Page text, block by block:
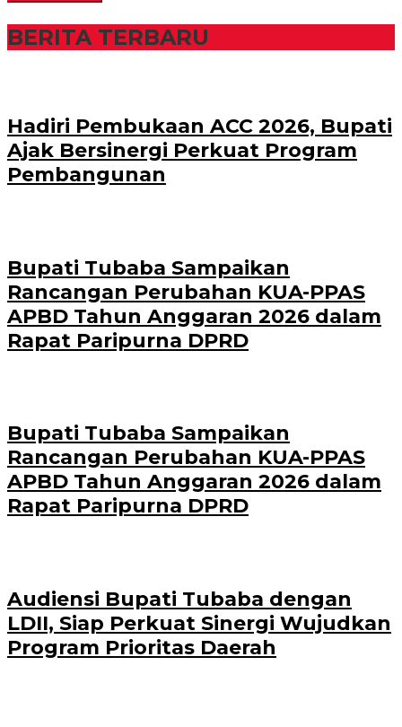
BERITA TERBARU
Hadiri Pembukaan ACC 2026, Bupati
Ajak Bersinergi Perkuat Program
Pembangunan
Bupati Tubaba Sampaikan
Rancangan Perubahan KUA-PPAS
APBD Tahun Anggaran 2026 dalam
Rapat Paripurna DPRD
Bupati Tubaba Sampaikan
Rancangan Perubahan KUA-PPAS
APBD Tahun Anggaran 2026 dalam
Rapat Paripurna DPRD
Audiensi Bupati Tubaba dengan
LDII, Siap Perkuat Sinergi Wujudkan
Program Prioritas Daerah